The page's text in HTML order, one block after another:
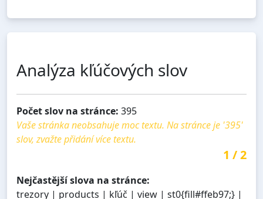
Analýza kľúčových slov
Počet slov na stránce: 395
Vaše stránka neobsahuje moc textu. Na stránce je '395'
slov, zvažte přidání více textu.
1 /2
Nejčastější slova na stránce:
trezory | products | kľúč | view | st0{fill#ffeb97;} |